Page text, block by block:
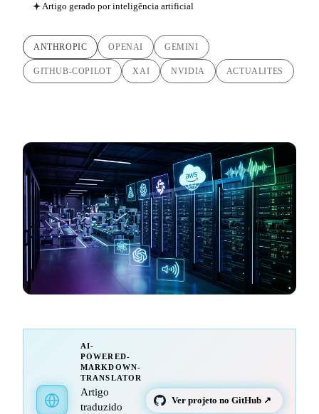
Artigo gerado por inteligência artificial
ANTHROPIC OPENAI GEMINI
GITHUB-COPILOT XAI NVIDIA ACTUALITES
AI-
POWERED-
MARKDOWN-
TRANSLATOR
Artigo
traduzido
Ver projeto no GitHub ↗